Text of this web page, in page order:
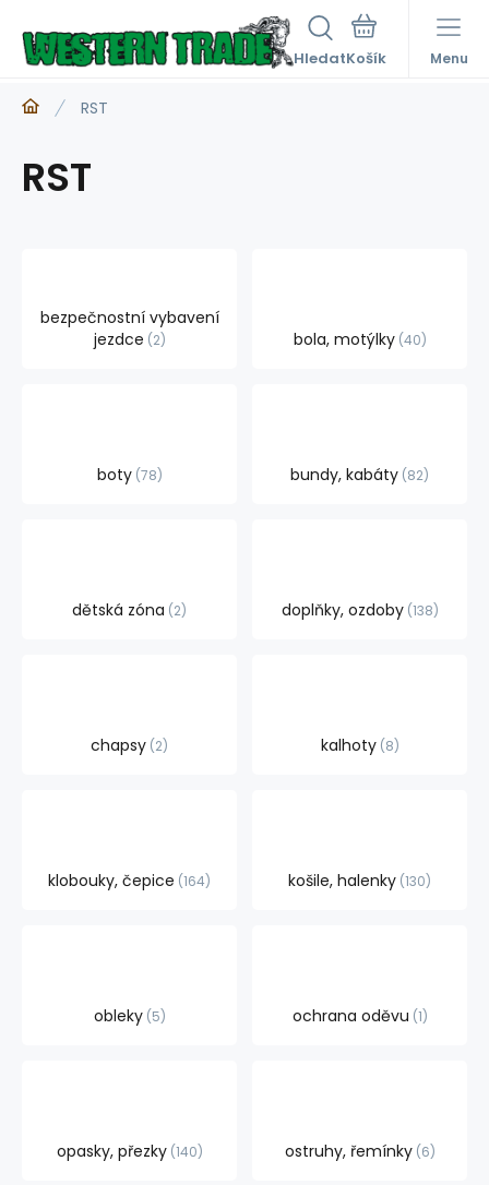
Hledat Menu
RST
RST
bezpečnostní vybavení
jezdce 2 bola, motýlky 40
boty 78 bundy, kabáty 82
dětská zóna 2 doplňky, ozdoby 138
chapsy 2 kalhoty 8
klobouky, čepice 164 košile, halenky 130
obleky 5 ochrana oděvu 1
opasky, přezky 140 ostruhy, řemínky 6